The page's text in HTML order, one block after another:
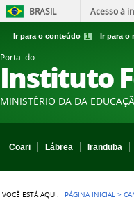
BRASIL Acesso à
Ir para o conteúdo 1 Ir para o
Portal do
Instituto
MINISTÉRIO DA DA
Coari
Lábrea Iranduba
VOCÊ ESTÁ AQUI: PÁGINA INICIAL >